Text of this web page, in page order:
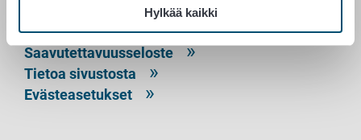
Hylkää kaikki
Tietosuojailmoitus
Saavutettavuusseloste
Tietoa sivustosta
Evästeasetukset